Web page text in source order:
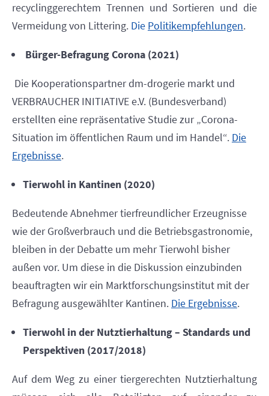
recyclinggerechtem Trennen und Sortieren und die
Vermeidung von Littering. Die Politikempfehlungen.
Bürger-Befragung Corona (2021)
Die Kooperationspartner dm-drogerie markt und
VERBRAUCHER INITIATIVE e.V. (Bundesverband)
erstellten eine repräsentative Studie zur „Corona-
Situation im öffentlichen Raum und im Handel“. Die
Ergebnisse.
Tierwohl in Kantinen (2020)
Bedeutende Abnehmer tierfreundlicher Erzeugnisse
wie der Großverbrauch und die Betriebsgastronomie,
bleiben in der Debatte um mehr Tierwohl bisher
außen vor. Um diese in die Diskussion einzubinden
beauftragten wir ein Marktforschungsinstitut mit der
Befragung ausgewählter Kantinen. Die Ergebnisse.
Tierwohl in der Nutztierhaltung – Standards und
Perspektiven (2017/2018)
Auf dem Weg zu einer tiergerechten Nutztierhaltung